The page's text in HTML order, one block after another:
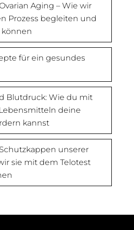
Aging – Wie wir
Prozess begleiten und
können
für ein gesundes
Blutdruck: Wie du mit
deine
kannst
unserer
sie mit dem Telotest